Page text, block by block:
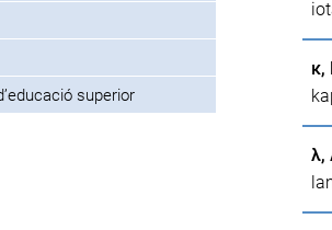
superior
κ,
λ,